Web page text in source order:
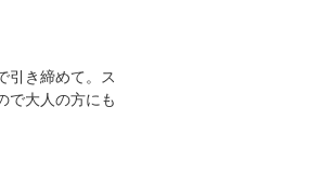
引き締めて。ス
で大人の方にも